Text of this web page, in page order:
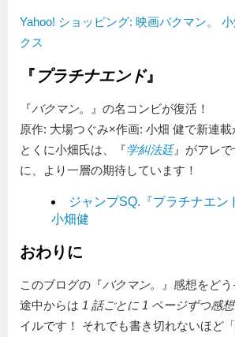
Yahoo! ショッピング: 映画バクマン。
クス
『 プラチナエンド』
『バクマン。
』の名コンビが復活！
原作: 大場つぐみ×作画: 小畑 健で新連載
とくに小畑氏は、『学糾法廷』がアレ
に、より一層の期待しています！
ジャンプSQ.『プラチナエン
小畑健
おわりに
このブログの『バクマン。
』感想をどう
途中からは 1 話ごとに 1 ページずつ感
イルです！ それでも書き切れないほど